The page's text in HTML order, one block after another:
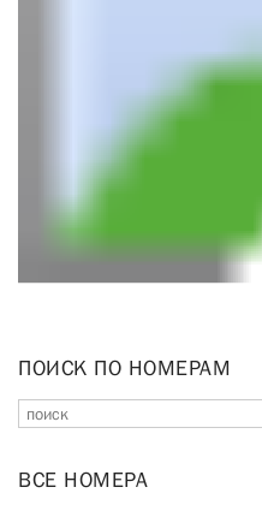
ПОИСК ПО НОМЕРАМ
ВСЕ НОМЕРА